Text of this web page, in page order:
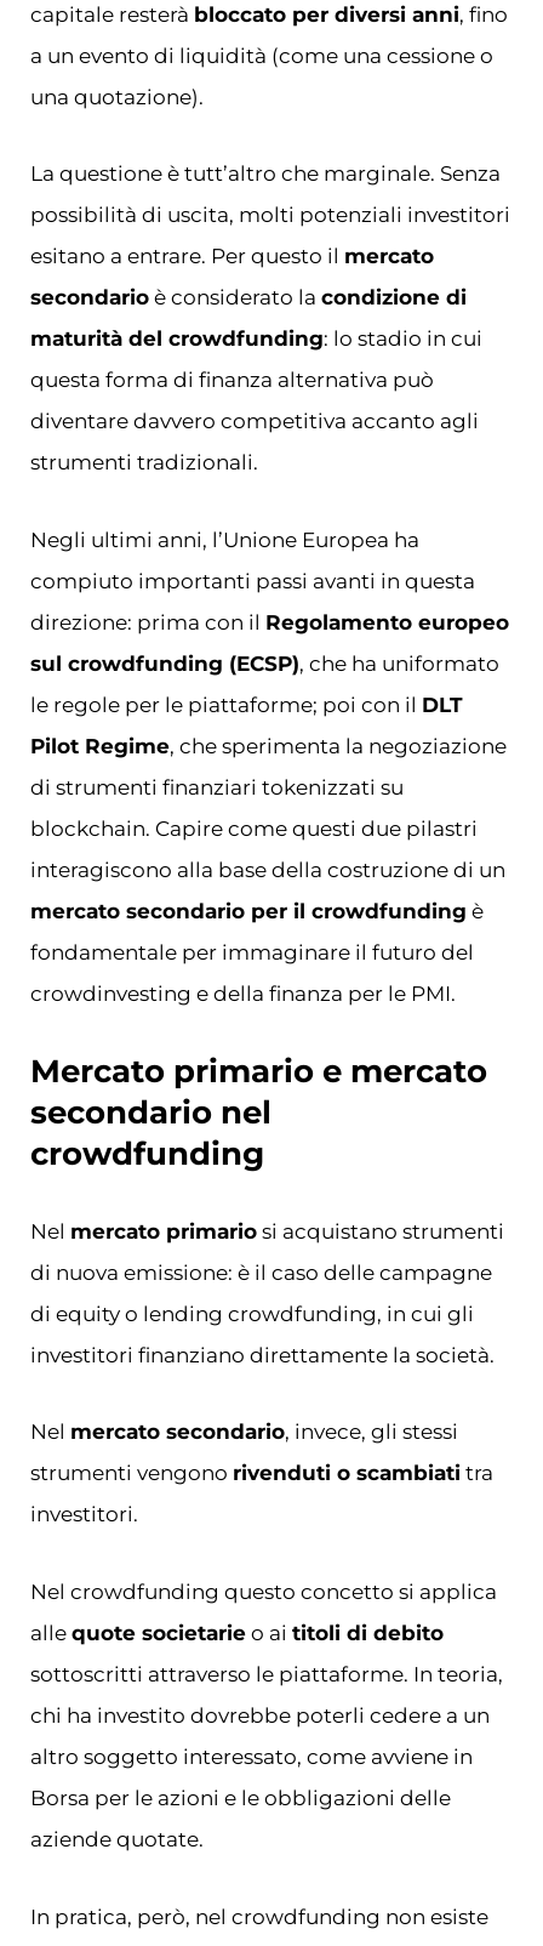
capitale resterà bloccato per diversi anni, fino
a un evento di liquidità (come una cessione o
una quotazione).
La questione è tutt’altro che marginale. Senza
possibilità di uscita, molti potenziali investitori
esitano a entrare. Per questo il mercato
secondario è considerato la condizione di
maturità del crowdfunding: lo stadio in cui
questa forma di finanza alternativa può
diventare davvero competitiva accanto agli
strumenti tradizionali.
Negli ultimi anni, l’Unione Europea ha
compiuto importanti passi avanti in questa
direzione: prima con il Regolamento europeo
sul crowdfunding (ECSP), che ha uniformato
le regole per le piattaforme; poi con il DLT
Pilot Regime, che sperimenta la negoziazione
di strumenti finanziari tokenizzati su
blockchain. Capire come questi due pilastri
interagiscono alla base della costruzione di un
mercato secondario per il crowdfunding è
fondamentale per immaginare il futuro del
crowdinvesting e della finanza per le PMI.
Mercato primario e mercato
secondario nel
crowdfunding
Nel mercato primario si acquistano strumenti
di nuova emissione: è il caso delle campagne
di equity o lending crowdfunding, in cui gli
investitori finanziano direttamente la società.
Nel mercato secondario, invece, gli stessi
strumenti vengono rivenduti o scambiati tra
investitori.
Nel crowdfunding questo concetto si applica
alle quote societarie o ai titoli di debito
sottoscritti attraverso le piattaforme. In teoria,
chi ha investito dovrebbe poterli cedere a un
altro soggetto interessato, come avviene in
Borsa per le azioni e le obbligazioni delle
aziende quotate.
In pratica, però, nel crowdfunding non esiste